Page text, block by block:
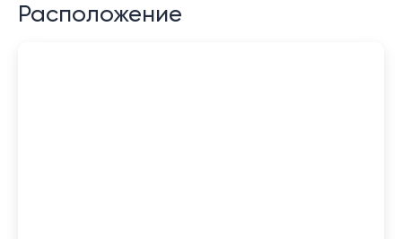
Расположение